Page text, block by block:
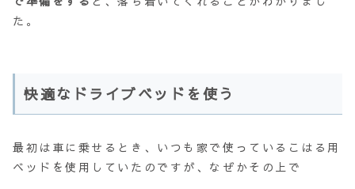
た。
快適なドライブベッドを使う
最初は車に乗せるとき、いつも家で使っているこはる用
ベッドを使用していたのですが、なぜかその上で